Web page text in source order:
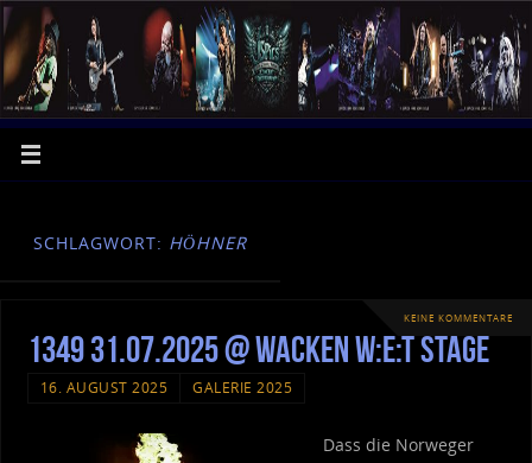
SCHLAGWORT: HÖHNER
KEINE KOMMENTARE
1349 31.07.2025 @ Wacken W:E:T Stage
16. AUGUST 2025 GALERIE 2025
Dass die Norweger